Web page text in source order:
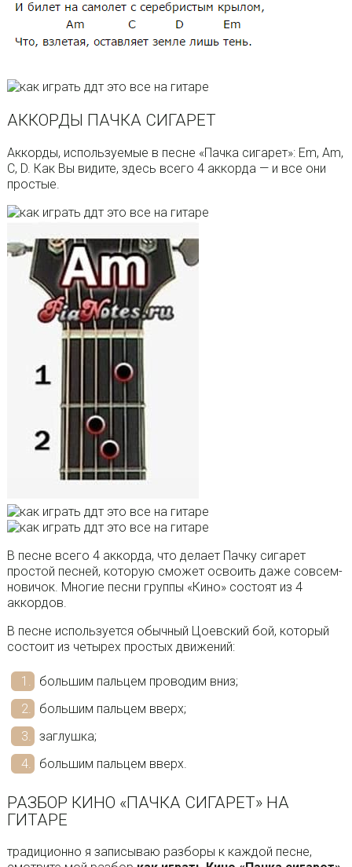
АККОРДЫ ПАЧКА СИГАРЕТ
Аккорды, используемые в песне «Пачка сигарет»: Em, Am,
C, D. Как Вы видите, здесь всего 4 аккорда — и все они
простые.
В песне всего 4 аккорда, что делает Пачку сигарет
простой песней, которую сможет освоить даже совсем-
новичок. Многие песни группы «Кино» состоят из 4
аккордов.
В песне используется обычный Цоевский бой, который
состоит из четырех простых движений:
большим пальцем проводим вниз;
большим пальцем вверх;
заглушка;
большим пальцем вверх.
РАЗБОР КИНО «ПАЧКА СИГАРЕТ» НА
ГИТАРЕ
традиционно я записываю разборы к каждой песне,